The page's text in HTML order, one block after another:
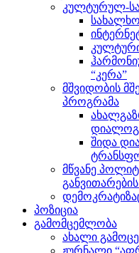
კულტურულ-
“კერა”
მშვიდობის
პროგრამა
შიდა
მწვანე
პოზიცია
გამომცემლობა
ახალი
ჟურნალი